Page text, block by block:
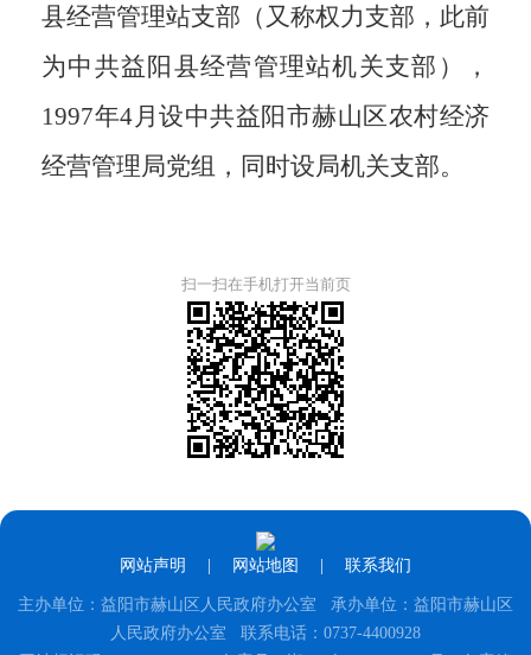
县经营管理站支部（又称权力支部，此前
为中共益阳县经营管理站机关支部），
1997年4月设中共益阳市赫山区农村经济
经营管理局党组，同时设局机关支部。
扫一扫在手机打开当前页
网站声明 网站地图 联系我们
主办单位：益阳市赫山区人民政府办公室 承办单位：益阳市赫山区
人民政府办公室 联系电话：0737-4400928